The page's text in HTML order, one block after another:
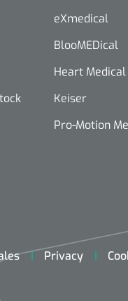
eXmedical
BlooMEDical
Heart Medical
Keiser
Pro-Motion
Privacy